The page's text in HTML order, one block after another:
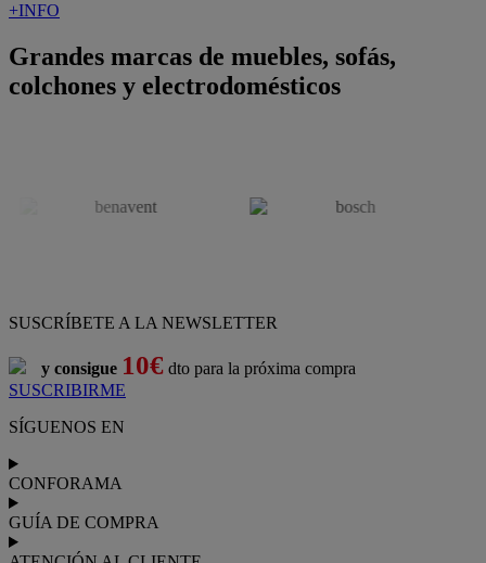
+INFO
Grandes marcas de muebles, sofás,
colchones y electrodomésticos
SUSCRÍBETE A LA NEWSLETTER
y consigue 10€ dto para la próxima compra
SUSCRIBIRME
SÍGUENOS EN
CONFORAMA
GUÍA DE COMPRA